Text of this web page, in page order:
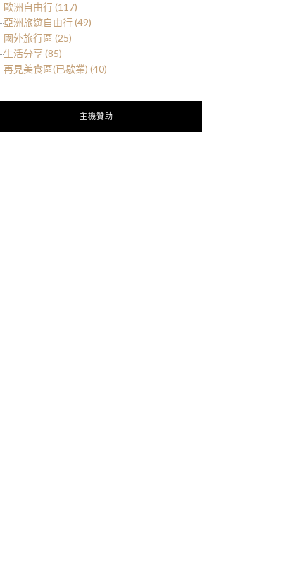
歐洲自由行 (117)
亞洲旅遊自由行 (49)
國外旅行區 (25)
生活分享 (85)
再見美食區(已歇業) (40)
主機贊助